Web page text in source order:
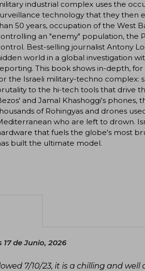
industrial complex uses the
technology that they then
50 years, occupation of the West
an "enemy" population, the
Best-selling journalist Antony
world in a global investigation
This book shows in-depth,
the Israeli military-techno complex:
to the hi-tech tools that drive
and Jamal Khashoggi's
of Rohingyas and drones
who are left to drown.
that fuels the globe's most
built the ultimate model.
17 de Junio, 2026
7/10/23, it is a chilling and well